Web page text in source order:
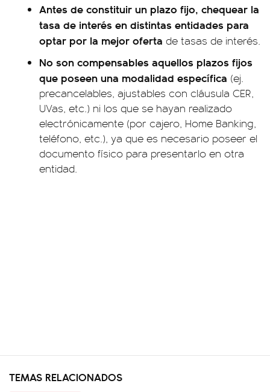
Antes de constituir un plazo fijo, chequear la
tasa de interés en distintas entidades para
optar por la mejor oferta de tasas de interés.
No son compensables aquellos plazos fijos
que poseen una modalidad específica (ej.
precancelables, ajustables con cláusula CER,
UVas, etc.) ni los que se hayan realizado
electrónicamente (por cajero, Home Banking,
teléfono, etc.), ya que es necesario poseer el
documento físico para presentarlo en otra
entidad.
TEMAS RELACIONADOS